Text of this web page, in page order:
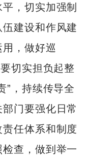
，切实加强制
建设和作风建
，做好巡
切实担负起整
”，持续传导全
门要强化日常
任体系和制度
查，做到举一